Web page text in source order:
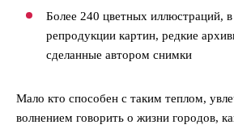
Более 240 цветных иллюстраций,
репродукции картин, редкие
сделанные автором снимки
Мало кто способен с таким теплом,
волнением говорить о жизни городов,